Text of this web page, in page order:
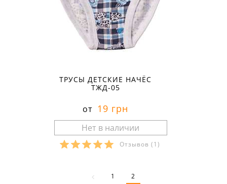
ТРУСЫ ДЕТСКИЕ НАЧЁС
ТЖД-05
от 19 грн
Отзывов (1)
1 2